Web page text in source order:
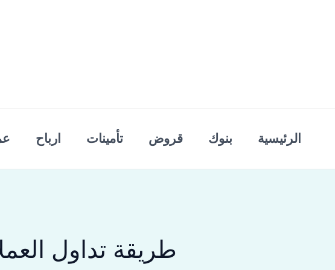
الرئيسية بنوك قروض تأمينات ارباح
طريقة تداول